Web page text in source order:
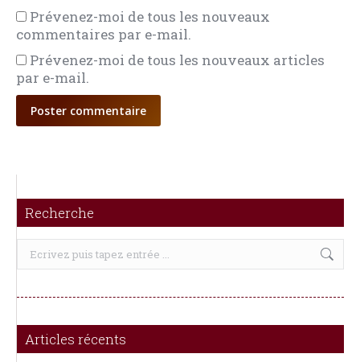
Prévenez-moi de tous les nouveaux
commentaires par e-mail.
Prévenez-moi de tous les nouveaux articles
par e-mail.
Poster commentaire
Recherche
Recherche
Articles récents